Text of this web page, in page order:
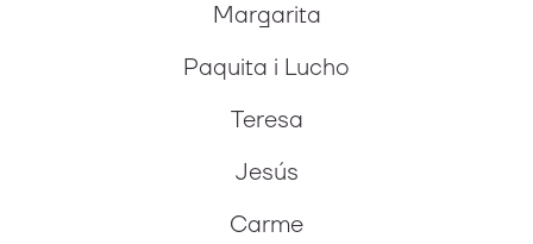
Margarita
Paquita i Lucho
Teresa
Jesús
Carme